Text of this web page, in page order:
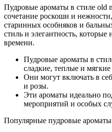
Пудровые ароматы в стиле old
сочетание роскоши и
старинных особняков и
стиль и элегантность,
времени.
Пудровые ароматы в
сладкие, теплые и
Они могут включать в
и розы.
Эти ароматы идеально
мероприятий и особых
Популярные пудровые